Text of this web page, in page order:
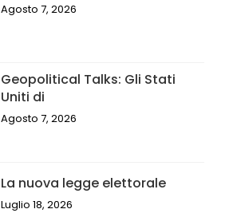
Agosto 7, 2026
Geopolitical Talks: Gli Stati
Uniti di
Agosto 7, 2026
La nuova legge elettorale
Luglio 18, 2026